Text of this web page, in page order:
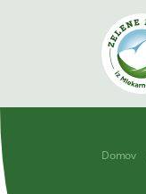
Domov